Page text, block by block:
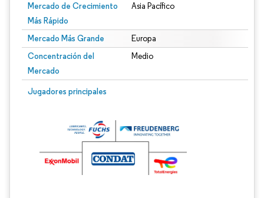
Mercado de Crecimiento
Más Rápido
Asia Pacífico
Mercado Más Grande Europa
Concentración del
Mercado
Medio
Jugadores principales
Imagen © Mordor Intelligence. El uso requiere atribución según CC BY 4.0.